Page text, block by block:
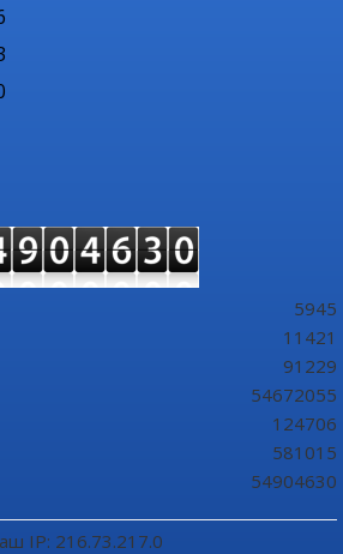
5945
11421
91229
54672055
124706
581015
54904630
IP: 216.73.217.0